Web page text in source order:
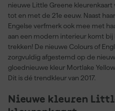
nieuwe Little Greene kleurenkaart
tot en met de 21e eeuw. Naast
Engelse verfmerk ook mee met
aan een modern interieur komt bij
trekken! De nieuwe Colours of
zorgvuldig afgestemd op de
gloednieuwe kleur Mortlake
Dit is dé trendkleur van 2017.
Nieuwe kleuren